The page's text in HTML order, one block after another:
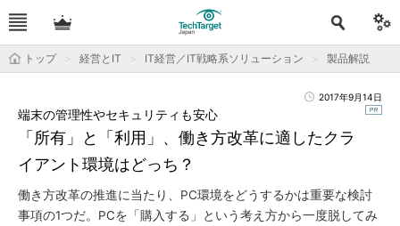
トップ 経営とIT IT経営／IT戦略系ソリューション 製品解説
2017年9月14日
「所有」と「利用」、働き方改革に適したクラ
イアント環境はどっち？
端末の管理性やセキュリティも安心
働き方改革の推進に当たり、PC環境をどうするかは重要な検討
事項の1つだ。PCを「購入する」という考え方から一度脱してみ